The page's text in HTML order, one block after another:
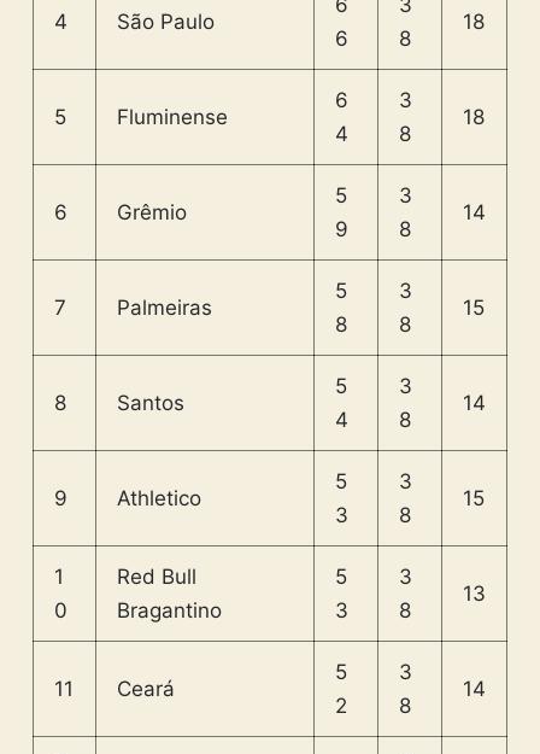
4 São Paulo
6
6
3
8
18
5 Fluminense
6
4
3
8
18
6 Grêmio
5
9
3
8
14
7 Palmeiras
5
8
3
8
15
8 Santos
5
4
3
8
14
9 Athletico
5
3
3
8
15
1
0
Red Bull
Bragantino
5
3
3
8
13
11 Ceará
5
2
3
8
14